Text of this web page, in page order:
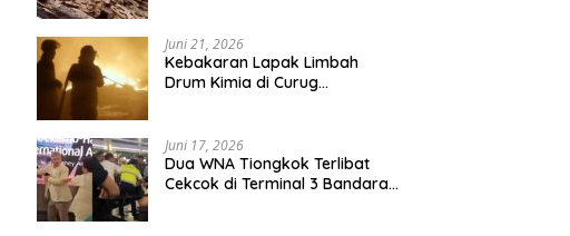
Juni 21, 2026
Kebakaran Lapak Limbah
Drum Kimia di Curug
Juni 17, 2026
Dua WNA Tiongkok Terlibat
Cekcok di Terminal 3 Bandara